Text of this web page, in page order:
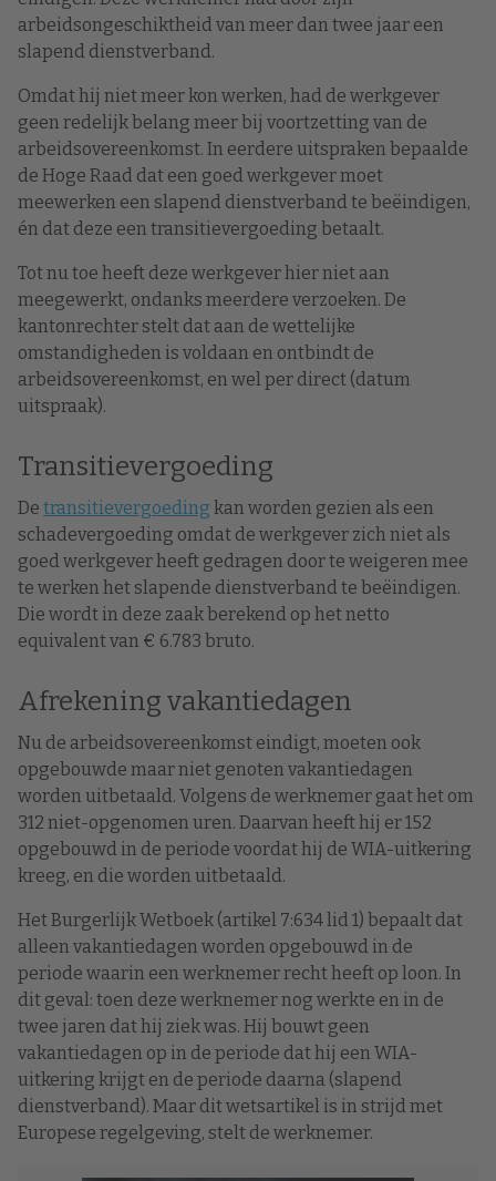
arbeidsongeschiktheid van meer dan twee jaar een
slapend dienstverband.
Omdat hij niet meer kon werken, had de werkgever
geen redelijk belang meer bij voortzetting van de
arbeidsovereenkomst. In eerdere uitspraken bepaalde
de Hoge Raad dat een goed werkgever moet
meewerken een slapend dienstverband te beëindigen,
én dat deze een transitievergoeding betaalt.
Tot nu toe heeft deze werkgever hier niet aan
meegewerkt, ondanks meerdere verzoeken. De
kantonrechter stelt dat aan de wettelijke
omstandigheden is voldaan en ontbindt de
arbeidsovereenkomst, en wel per direct (datum
uitspraak).
Transitievergoeding
De transitievergoeding kan worden gezien als een
schadevergoeding omdat de werkgever zich niet als
goed werkgever heeft gedragen door te weigeren mee
te werken het slapende dienstverband te beëindigen.
Die wordt in deze zaak berekend op het netto
equivalent van € 6.783 bruto.
Afrekening vakantiedagen
Nu de arbeidsovereenkomst eindigt, moeten ook
opgebouwde maar niet genoten vakantiedagen
worden uitbetaald. Volgens de werknemer gaat het om
312 niet-opgenomen uren. Daarvan heeft hij er 152
opgebouwd in de periode voordat hij de WIA-uitkering
kreeg, en die worden uitbetaald.
Het Burgerlijk Wetboek (artikel 7:634 lid 1) bepaalt dat
alleen vakantiedagen worden opgebouwd in de
periode waarin een werknemer recht heeft op loon. In
dit geval: toen deze werknemer nog werkte en in de
twee jaren dat hij ziek was. Hij bouwt geen
vakantiedagen op in de periode dat hij een WIA-
uitkering krijgt en de periode daarna (slapend
dienstverband). Maar dit wetsartikel is in strijd met
Europese regelgeving, stelt de werknemer.